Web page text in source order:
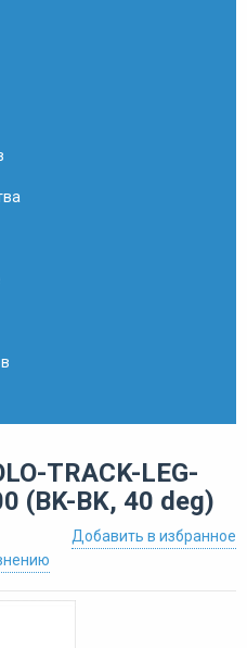
TRACK-LEG-
(BK-BK, 40 deg)
Добавить в избранное